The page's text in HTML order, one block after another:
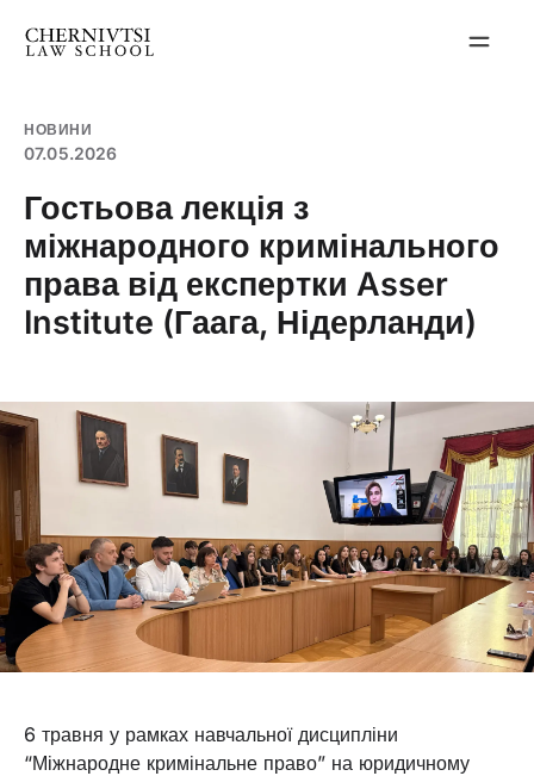
НОВИНИ
07.05.2026
Гостьова лекція з
міжнародного кримінального
права від експертки Asser
Institute (Гаага, Нідерланди)
6 травня у рамках навчальної дисципліни
“Міжнародне кримінальне право” на юридичному